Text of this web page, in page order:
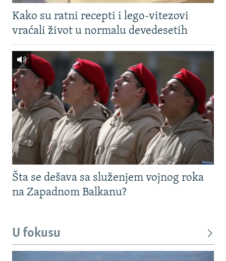
Kako su ratni recepti i lego-vitezovi
vraćali život u normalu devedesetih
Šta se dešava sa služenjem vojnog roka
na Zapadnom Balkanu?
U fokusu